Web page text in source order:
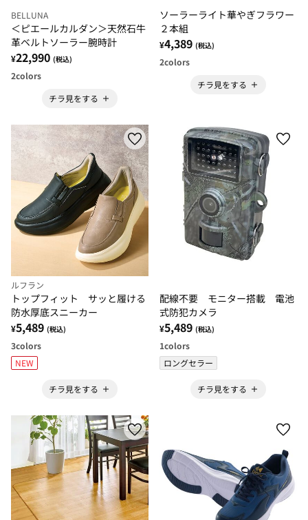
BELLUNA
＜ピエールカルダン＞天然石牛
革ベルトソーラー腕時計
¥22,990 (税込)
2colors
チラ見をする
ソーラーライト華やぎフラワー
２本組
¥4,389 (税込)
2colors
チラ見をする
ルフラン
トップフィット サッと履ける
防水厚底スニーカー
¥5,489 (税込)
3colors
NEW
チラ見をする
配線不要 モニター搭載 電池
式防犯カメラ
¥5,489 (税込)
1colors
ロングセラー
チラ見をする